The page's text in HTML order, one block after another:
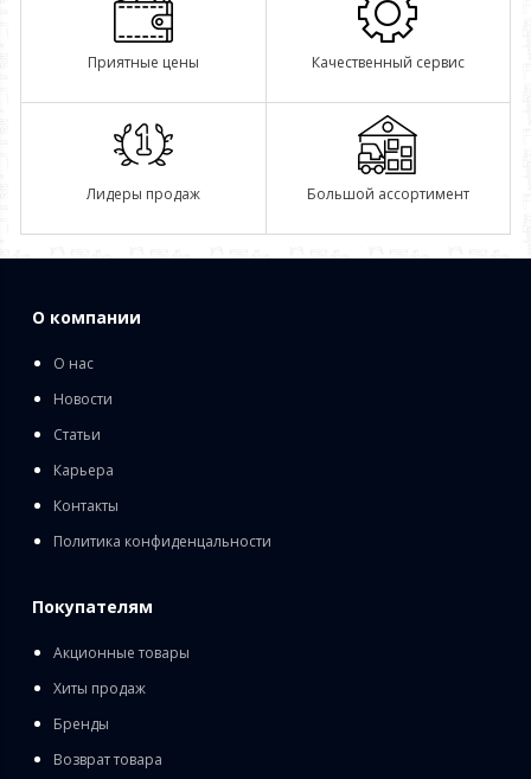
Приятные цены Качественный сервис
Лидеры продаж Большой ассортимент
О компании
О нас
Новости
Статьи
Карьера
Контакты
Политика конфиденцальности
Покупателям
Акционные товары
Хиты продаж
Бренды
Возврат товара